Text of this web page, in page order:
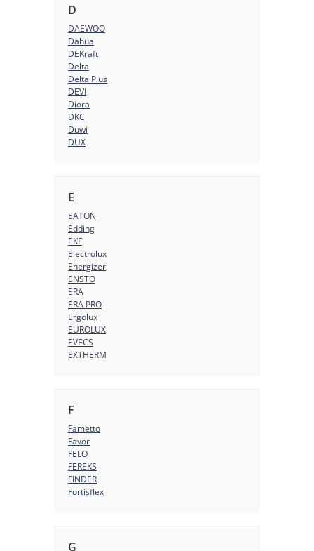
D
DAEWOO
Dahua
DEKraft
Delta
Delta Plus
DEVI
Diora
DKC
Duwi
DUX
E
EATON
Edding
EKF
Electrolux
Energizer
ENSTO
ERA
ERA PRO
Ergolux
EUROLUX
EVECS
EXTHERM
F
Fametto
Favor
FELO
FEREKS
FINDER
Fortisflex
G